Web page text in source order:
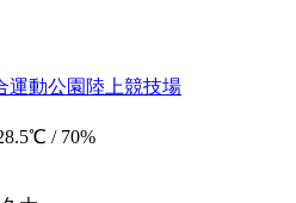
運動公園陸上競技場
/ 70%